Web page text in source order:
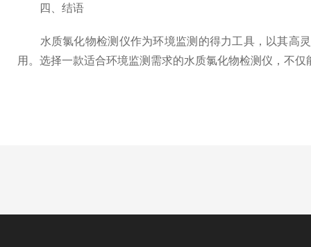
四、结语
水质氯化物检测仪作为环境监测的得力工具，以其高灵
用。选择一款适合环境监测需求的水质氯化物检测仪，不